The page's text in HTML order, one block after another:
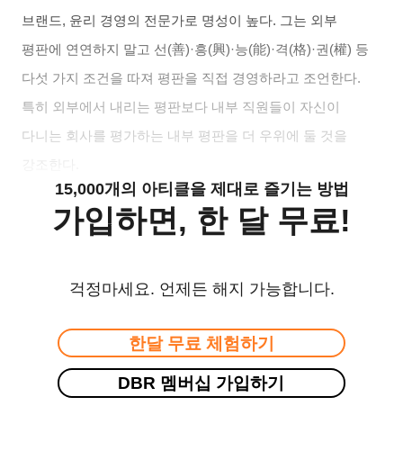
브랜드, 윤리 경영의 전문가로 명성이 높다. 그는 외부
평판에 연연하지 말고 선(善)·흥(興)·능(能)·격(格)·권(權) 등
다섯 가지 조건을 따져 평판을 직접 경영하라고 조언한다.
특히 외부에서 내리는 평판보다 내부 직원들이 자신이
다니는 회사를 평가하는 내부 평판을 더 우위에 둘 것을
15,000개의 아티클을 제대로 즐기는 방법
가입하면, 한 달 무료!
걱정마세요. 언제든 해지 가능합니다.
한달 무료 체험하기
DBR 멤버십 가입하기